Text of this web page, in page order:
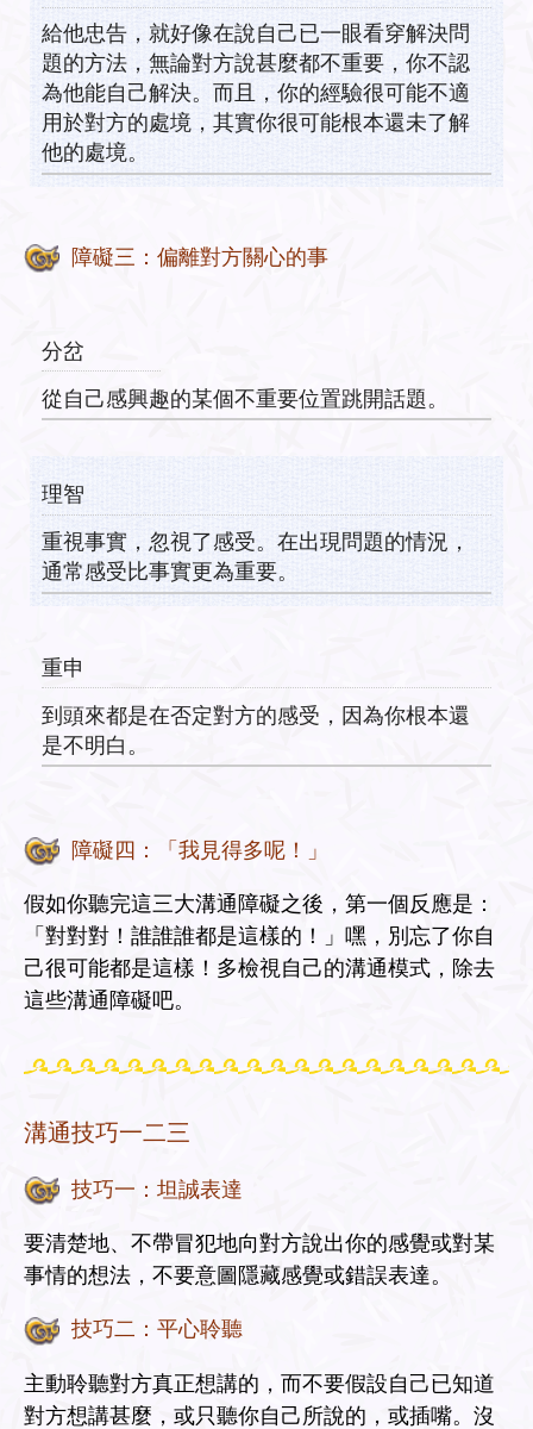
給他忠告，就好像在說自己已一眼看穿解決問
題的方法，無論對方說甚麼都不重要，你不認
為他能自己解決。而且，你的經驗很可能不適
用於對方的處境，其實你很可能根本還未了解
他的處境。
障礙三：偏離對方關心的事
分岔
從自己感興趣的某個不重要位置跳開話題。
理智
重視事實，忽視了感受。在出現問題的情況，
通常感受比事實更為重要。
重申
到頭來都是在否定對方的感受，因為你根本還
是不明白。
障礙四：「我見得多呢！」
假如你聽完這三大溝通障礙之後，第一個反應是：
「對對對！誰誰誰都是這樣的！」嘿，別忘了你自
己很可能都是這樣！多檢視自己的溝通模式，除去
這些溝通障礙吧。
溝通技巧一二三
技巧一：坦誠表達
要清楚地、不帶冒犯地向對方說出你的感覺或對某
事情的想法，不要意圖隱藏感覺或錯誤表達。
技巧二：平心聆聽
主動聆聽對方真正想講的，而不要假設自己已知道
對方想講甚麼，或只聽你自己所說的，或插嘴。沒